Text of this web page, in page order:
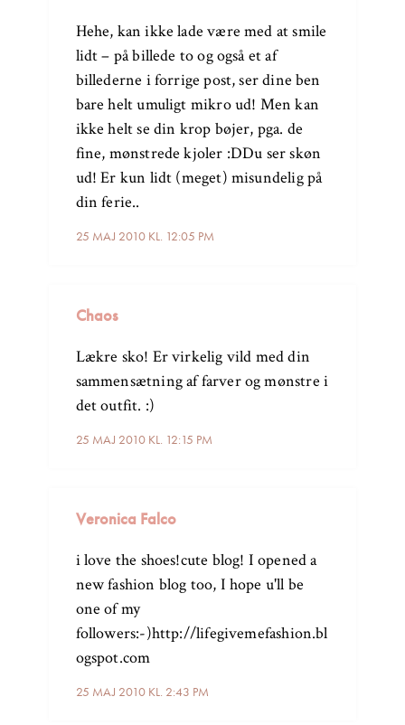
25 MAJ 2010 KL. 12:05 PM
Hehe, kan ikke lade være med at smile
lidt – på billede to og også et af
billederne i forrige post, ser dine ben
bare helt umuligt mikro ud! Men kan
ikke helt se din krop bøjer, pga. de
fine, mønstrede kjoler :DDu ser skøn
ud! Er kun lidt (meget) misundelig på
din ferie..
Chaos
25 MAJ 2010 KL. 12:15 PM
Lækre sko! Er virkelig vild med din
sammensætning af farver og mønstre i
det outfit. :)
Veronica Falco
25 MAJ 2010 KL. 2:43 PM
i love the shoes!cute blog! I opened a
new fashion blog too, I hope u'll be
one of my
followers:-)http://lifegivemefashion.bl
ogspot.com